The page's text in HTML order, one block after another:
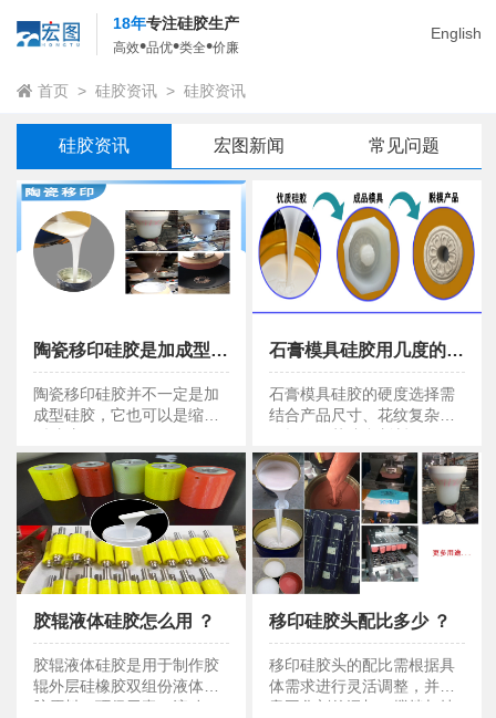
English
18年专注硅胶生产
高效•品优•类全•价廉
首页 > 硅胶资讯 > 硅胶资讯
硅胶资讯 宏图新闻 常见问题
陶瓷移印硅胶是加成型硅胶吗 ？
陶瓷移印硅胶是加成型硅胶吗 ？
陶瓷移印硅胶并不一定是加
成型硅胶，它也可以是缩合
石膏模具硅胶用几度的好 ？
石膏模具硅胶用几度的好 ？
石膏模具硅胶的硬度选择需
结合产品尺寸、花纹复杂度
胶辊液体硅胶怎么用
胶辊液体硅胶怎么用 ？
胶辊液体硅胶是用于制作胶
辊外层硅橡胶双组份液体硅
胶原料，环保无毒，流动
移印硅胶头配比多少
移印硅胶头配比多少 ？
移印硅胶头的配比需根据具
体需求进行灵活调整，并注
意固化剂的添加、搅拌与抽